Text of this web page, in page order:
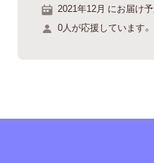
2021年12月 にお届け予
0人が応援しています。